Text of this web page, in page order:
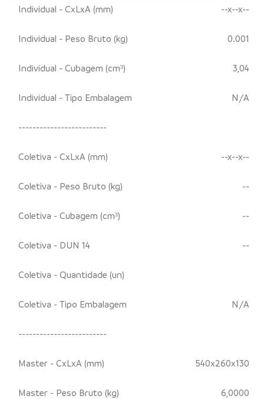
Individual - CxLxA (mm) --x--x--
Individual - Peso Bruto (kg) 0.001
Individual - Cubagem (cm³) 3,04
Individual - Tipo Embalagem N/A
-------------------------
Coletiva - CxLxA (mm) --x--x--
Coletiva - Peso Bruto (kg) --
Coletiva - Cubagem (cm³) --
Coletiva - DUN 14 --
Coletiva - Quantidade (un)
Coletiva - Tipo Embalagem N/A
-------------------------
Master - CxLxA (mm) 540x260x130
Master - Peso Bruto (kg) 6,0000